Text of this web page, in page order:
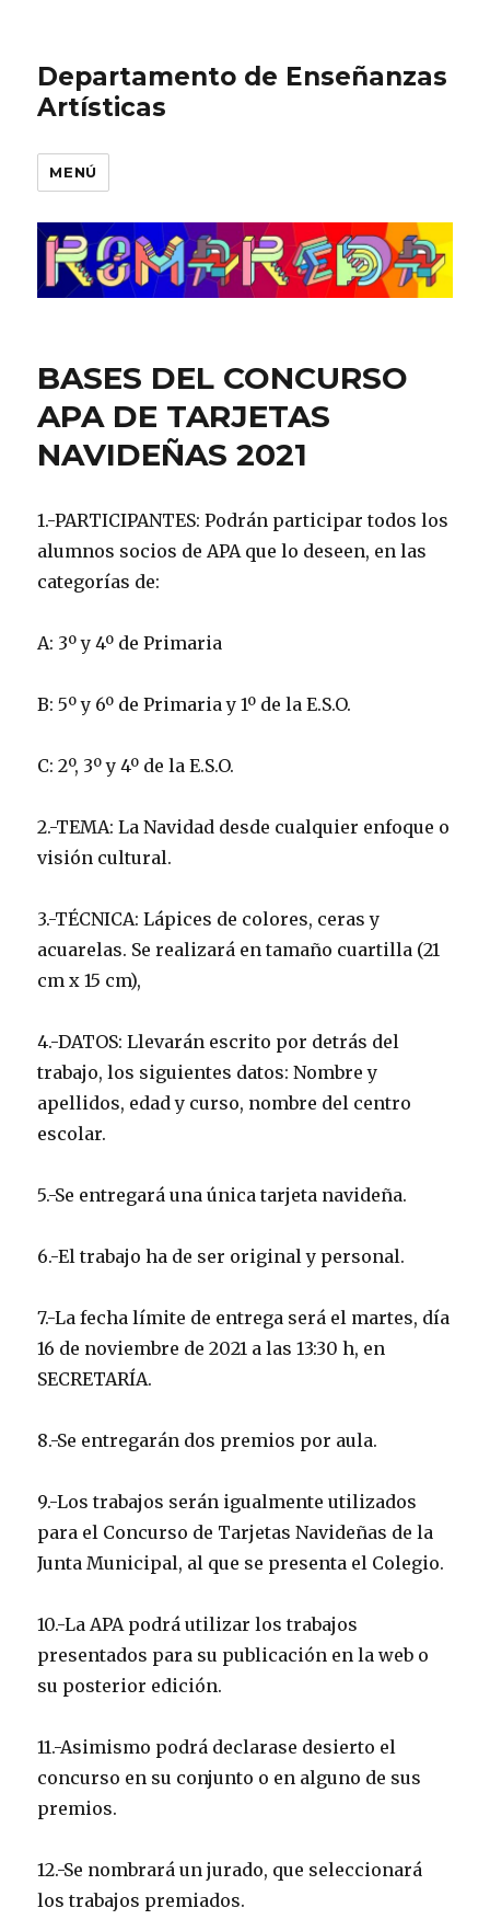
Departamento de Enseñanzas
Artísticas
MENÚ
BASES DEL CONCURSO
APA DE TARJETAS
NAVIDEÑAS 2021
1.-PARTICIPANTES: Podrán participar todos los
alumnos socios de APA que lo deseen, en las
categorías de:
A: 3º y 4º de Primaria
B: 5º y 6º de Primaria y 1º de la E.S.O.
C: 2º, 3º y 4º de la E.S.O.
2.-TEMA: La Navidad desde cualquier enfoque o
visión cultural.
3.-TÉCNICA: Lápices de colores, ceras y
acuarelas. Se realizará en tamaño cuartilla (21
cm x 15 cm),
4.-DATOS: Llevarán escrito por detrás del
trabajo, los siguientes datos: Nombre y
apellidos, edad y curso, nombre del centro
escolar.
5.-Se entregará una única tarjeta navideña.
6.-El trabajo ha de ser original y personal.
7.-La fecha límite de entrega será el martes, día
16 de noviembre de 2021 a las 13:30 h, en
SECRETARÍA.
8.-Se entregarán dos premios por aula.
9.-Los trabajos serán igualmente utilizados
para el Concurso de Tarjetas Navideñas de la
Junta Municipal, al que se presenta el Colegio.
10.-La APA podrá utilizar los trabajos
presentados para su publicación en la web o
su posterior edición.
11.-Asimismo podrá declarase desierto el
concurso en su conjunto o en alguno de sus
premios.
12.-Se nombrará un jurado, que seleccionará
los trabajos premiados.